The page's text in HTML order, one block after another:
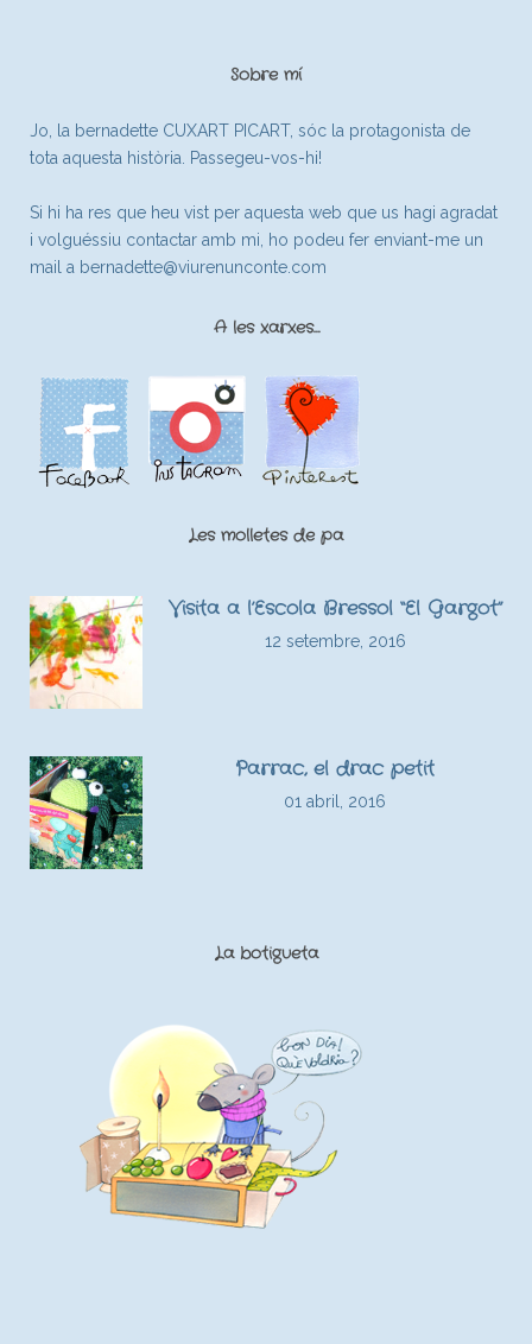
Sobre mí
Jo, la bernadette CUXART PICART, sóc la protagonista de
tota aquesta història. Passegeu-vos-hi!
Si hi ha res que heu vist per aquesta web que us hagi agradat
i volguéssiu contactar amb mi, ho podeu fer enviant-me un
mail a bernadette@viurenunconte.com
A les xarxes…
Les molletes de pa
Visita a l’Escola Bressol “El Gargot”
12 setembre, 2016
Parrac, el drac petit
01 abril, 2016
La botigueta